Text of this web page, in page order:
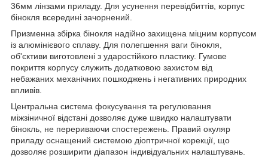
36мм лінзами приладу. Для усунення перевідбиттів, корпус
бінокля всередині зачорнений.
Призменна збірка бінокля надійно захищена міцним корпусом
із алюмінієвого сплаву. Для полегшення ваги бінокля,
об'єктиви виготовлені з ударостійкого пластику. Гумове
покриття корпусу служить додатковою захистом від
небажаних механічних пошкоджень і негативних природних
впливів.
Центральна система фокусування та регулювання
міжзіничної відстані дозволяє дуже швидко налаштувати
бінокль, не перериваючи спостережень. Правий окуляр
приладу оснащений системою діоптричної корекції, що
дозволяє розширити діапазон індивідуальних налаштувань.